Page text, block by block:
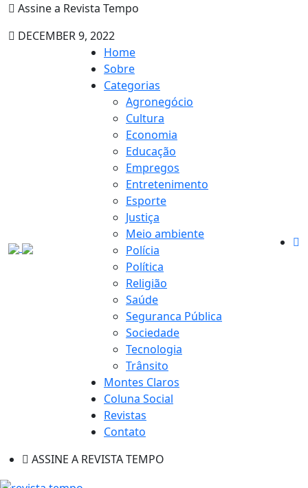
Assine a Revista Tempo
DECEMBER 9, 2022
Home
Sobre
Categorias
Agronegócio
Cultura
Economia
Educação
Empregos
Entretenimento
Esporte
Justiça
Meio ambiente
Polícia
Política
Religião
Saúde
Seguranca Pública
Sociedade
Tecnologia
Trânsito
Montes Claros
Coluna Social
Revistas
Contato
ASSINE A REVISTA TEMPO